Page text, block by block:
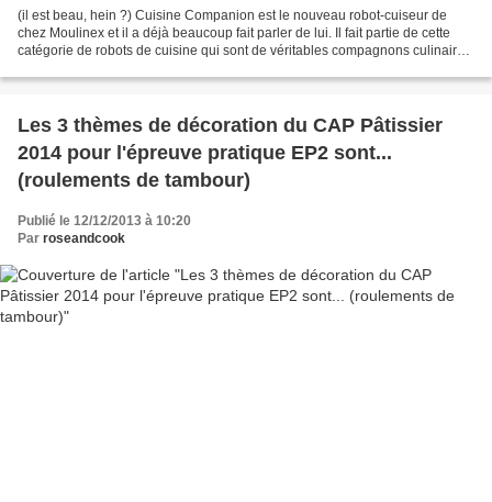
(il est beau, hein ?) Cuisine Companion est le nouveau robot-cuiseur de
chez Moulinex et il a déjà beaucoup fait parler de lui. Il fait partie de cette
catégorie de robots de cuisine qui sont de véritables compagnons culinaires
Les 3 thèmes de décoration du CAP Pâtissier
2014 pour l'épreuve pratique EP2 sont...
(roulements de tambour)
Publié le 12/12/2013 à 10:20
Par roseandcook